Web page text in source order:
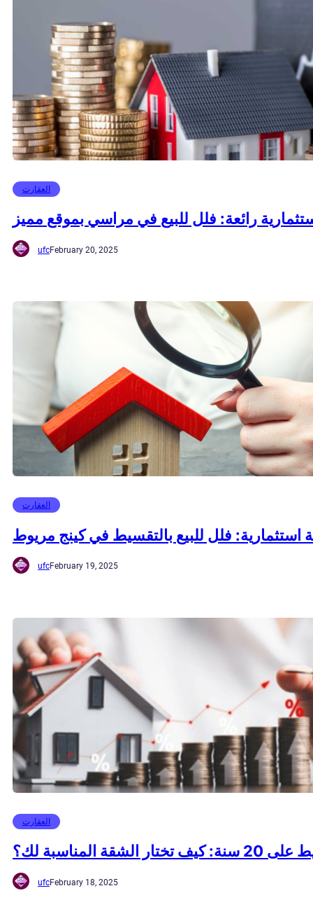
العقارت
رائعة: فلل للبيع في مراسي بموقع مميز
ufcFebruary 20, 2025
العقارت
استثمارية: فلل للبيع بالتقسيط في كينج مريوط
ufcFebruary 19, 2025
العقارت
المناسبة لك؟
ufcFebruary 18, 2025